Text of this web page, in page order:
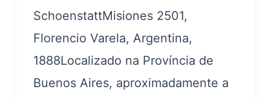
SchoenstattMisiones 2501,
Florencio Varela, Argentina,
1888Localizado na Província de
Buenos Aires, aproximadamente a